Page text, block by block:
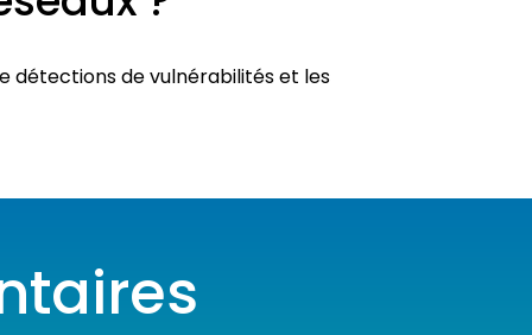
détections de vulnérabilités et les